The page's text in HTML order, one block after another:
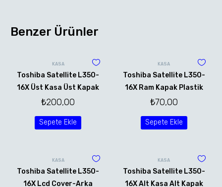
Benzer Ürünler
KASA
Toshiba Satellite L350-
16X Üst Kasa Üst Kapak
₺200,00
Sepete Ekle
KASA
Toshiba Satellite L350-
16X Ram Kapak Plastik
₺70,00
Sepete Ekle
KASA
Toshiba Satellite L350-
16X Lcd Cover-Arka
KASA
Toshiba Satellite L350-
16X Alt Kasa Alt Kapak